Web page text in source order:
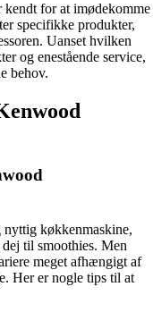
kendt for at imødekomme
specifikke produkter,
Uanset hvilken
og enestående service,
behov.
køkkenmaskine,
til smoothies. Men
meget afhængigt af
Her er nogle tips til at